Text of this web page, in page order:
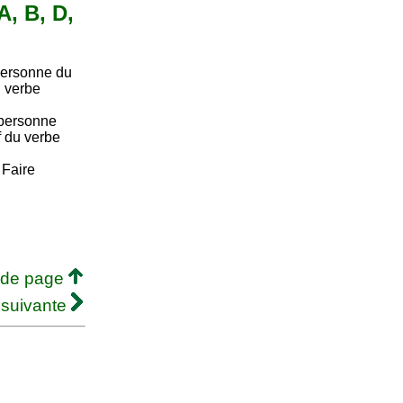
B, D,
du
verbe
du verbe
Faire
page